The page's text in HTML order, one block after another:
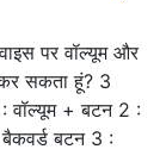
पर वॉल्यूम और
सकता हूं? 3
वॉल्यूम + बटन 2 :
बैकवर्ड बटन 3 :